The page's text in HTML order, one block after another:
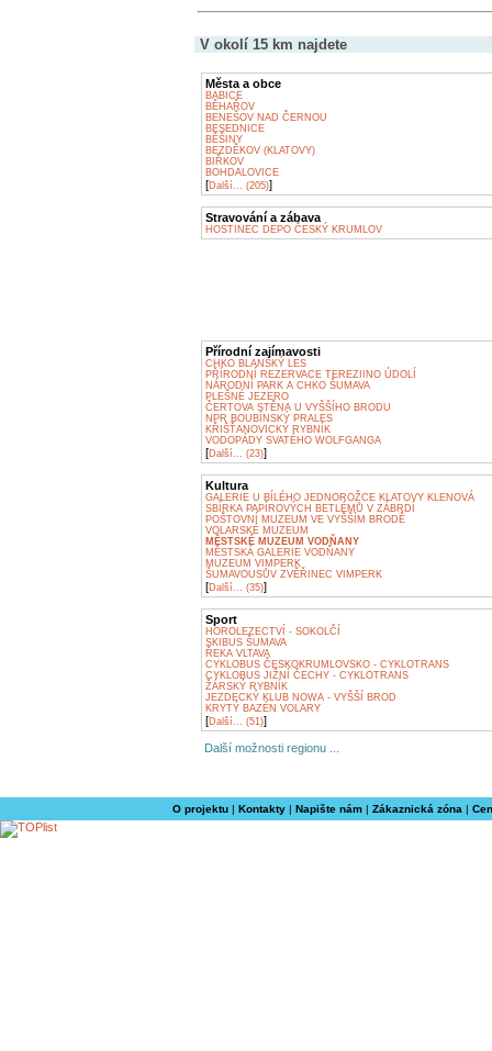
V okolí 15 km najdete
Města a obce
BABICE
BĚHAŘOV
BENEŠOV NAD ČERNOU
BESEDNICE
BĚŠINY
BEZDĚKOV (KLATOVY)
BIŘKOV
BOHDALOVICE
[Další... (205)]
Stravování a zábava
HOSTINEC DEPO ČESKÝ KRUMLOV
Přírodní zajímavosti
CHKO BLANSKÝ LES
PŘÍRODNÍ REZERVACE TEREZIINO ÚDOLÍ
NÁRODNÍ PARK A CHKO ŠUMAVA
PLEŠNÉ JEZERO
ČERTOVA STĚNA U VYŠŠÍHO BRODU
NPR BOUBÍNSKÝ PRALES
KŘIŠŤANOVICKÝ RYBNÍK
VODOPÁDY SVATÉHO WOLFGANGA
[Další... (23)]
Kultura
GALERIE U BÍLÉHO JEDNOROŽCE KLATOVY KLENOVÁ
SBÍRKA PAPÍROVÝCH BETLÉMŮ V ZÁBRDÍ
POŠTOVNÍ MUZEUM VE VYŠŠÍM BRODĚ
VOLARSKÉ MUZEUM
MĚSTSKÉ MUZEUM VODŇANY
MĚSTSKÁ GALERIE VODŇANY
MUZEUM VIMPERK
ŠUMAVOUSŮV ZVĚŘINEC VIMPERK
[Další... (35)]
Sport
HOROLEZECTVÍ - SOKOLČÍ
SKIBUS ŠUMAVA
ŘEKA VLTAVA
CYKLOBUS ČESKOKRUMLOVSKO - CYKLOTRANS
CYKLOBUS JIŽNÍ ČECHY - CYKLOTRANS
ŽÁRSKÝ RYBNÍK
JEZDECKÝ KLUB NOWA - VYŠŠÍ BROD
KRYTÝ BAZÉN VOLARY
[Další... (51)]
Další možnosti regionu ...
O projektu| Kontakty| Napište nám| Zákaznická zóna |